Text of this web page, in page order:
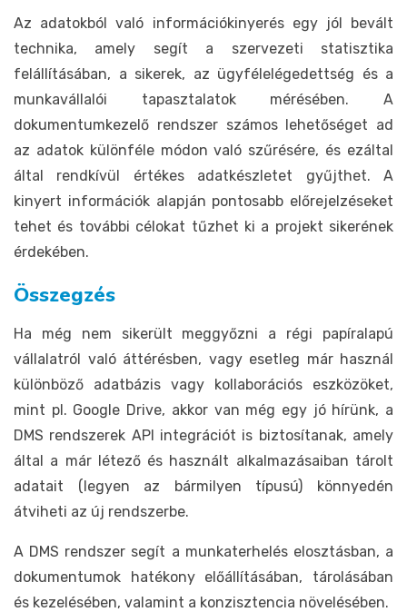
Az adatokból való információkinyerés egy jól bevált
technika, amely segít a szervezeti statisztika
felállításában, a sikerek, az ügyfélelégedettség és a
munkavállalói tapasztalatok mérésében. A
dokumentumkezelő rendszer számos lehetőséget ad
az adatok különféle módon való szűrésére, és ezáltal
által rendkívül értékes adatkészletet gyűjthet. A
kinyert információk alapján pontosabb előrejelzéseket
tehet és további célokat tűzhet ki a projekt sikerének
érdekében.
Összegzés
Ha még nem sikerült meggyőzni a régi papíralapú
vállalatról való áttérésben, vagy esetleg már használ
különböző adatbázis vagy kollaborációs eszközöket,
mint pl. Google Drive, akkor van még egy jó hírünk, a
DMS rendszerek API integrációt is biztosítanak, amely
által a már létező és használt alkalmazásaiban tárolt
adatait (legyen az bármilyen típusú) könnyedén
átviheti az új rendszerbe.
A DMS rendszer segít a munkaterhelés elosztásban, a
dokumentumok hatékony előállításában, tárolásában
és kezelésében, valamint a konzisztencia növelésében.